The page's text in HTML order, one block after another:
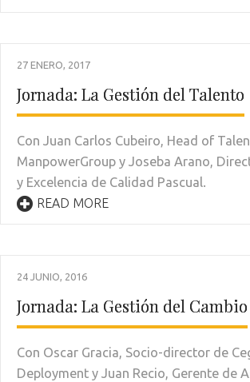
27 ENERO, 2017
Jornada: La Gestión del Talento
Con Juan Carlos Cubeiro, Head of
ManpowerGroup y Joseba Arano,
y Excelencia de Calidad Pascual.
READ MORE
24 JUNIO, 2016
Jornada: La Gestión del Cambio
Con Oscar Gracia, Socio-director de
Deployment y Juan Recio, Gerente de